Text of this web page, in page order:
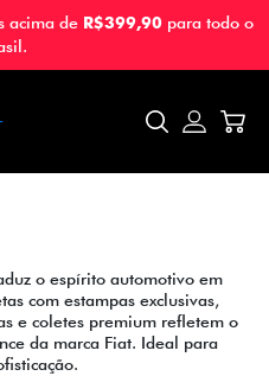
acima de R$399,90 para todo o
acima de R$399,90 para todo o
o espírito automotivo em
com estampas exclusivas,
e coletes premium refletem o
da marca Fiat. Ideal para